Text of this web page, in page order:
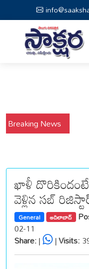
Breaking News
వర్షాల నేపథ్యంలో కోటపల్లి,
ఖాళీ
వెళ్లిన సబ్
General ఆదిలాబాద్
02-11
Share:| |Visits: